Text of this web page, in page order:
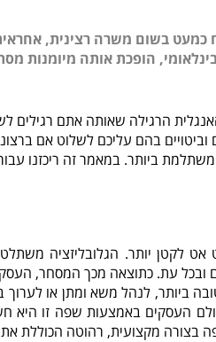
כמעט בשום משרה רצינית,
הופכת אותה מיומנות
הרגילה שאותה אתם רגילים
וביטויים בהם עליכם לשלוט אם
ביותר. במאמר זה ריכזנו
לקטן יותר. הגלובליזציה
ובכל עת. כתוצאה מכך המסחר,
ביותר, לנהל משא ומתן או לערוך
העסקים באמצעות שפה זו היא
בצורה מקצועית, רהוטה הכוללת